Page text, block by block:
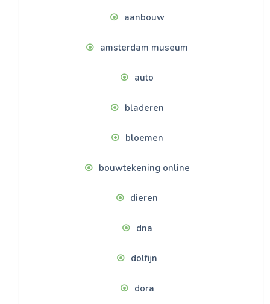
aanbouw
amsterdam museum
auto
bladeren
bloemen
bouwtekening online
dieren
dna
dolfijn
dora